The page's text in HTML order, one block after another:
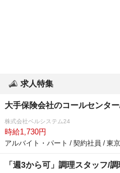
求人特集
大手保険会社のコールセンタ
株式会社ベルシステム24
時給1,730円
アルバイト・パート / 契約社員 / 東
「週3から可」調理スタッフ/